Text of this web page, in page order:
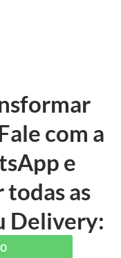
com a
e
as
Delivery: